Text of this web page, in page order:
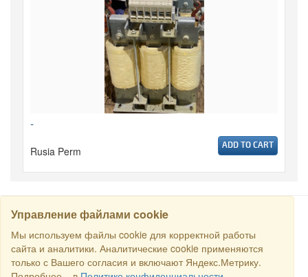
-
Rusia Perm ADD TO CART
Управление файлами cookie
Мы используем файлы cookie для корректной работы
сайта и аналитики. Аналитические cookie применяются
только с Вашего согласия и включают Яндекс.Метрику.
CARI
Semua hak dilindungi undang-undang © 2016 Торговый Дом